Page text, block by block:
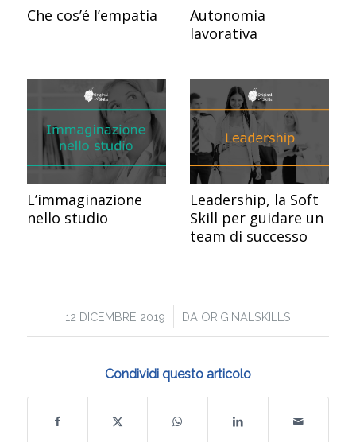
Che cos’é l’empatia
Autonomia
lavorativa
L’immaginazione
nello studio
Leadership, la Soft
Skill per guidare un
team di successo
12 DICEMBRE 2019
/ DA ORIGINALSKILLS
Condividi questo articolo